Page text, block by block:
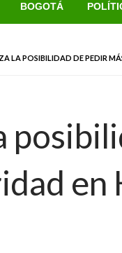
BOGOTÁ
LA POSIBILIDAD DE PEDIR
en